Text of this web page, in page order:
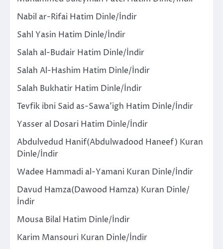
Nabil ar-Rifai Hatim Dinle/İndir
Sahl Yasin Hatim Dinle/İndir
Salah al-Budair Hatim Dinle/İndir
Salah Al-Hashim Hatim Dinle/İndir
Salah Bukhatir Hatim Dinle/İndir
Tevfik ibni Said as-Sawa’igh Hatim Dinle/İndir
Yasser al Dosari Hatim Dinle/İndir
Abdulvedud Hanif(Abdulwadood Haneef) Kuran
Dinle/İndir
Wadee Hammadi al-Yamani Kuran Dinle/İndir
Davud Hamza(Dawood Hamza) Kuran Dinle/
İndir
Mousa Bilal Hatim Dinle/İndir
Karim Mansouri Kuran Dinle/İndir